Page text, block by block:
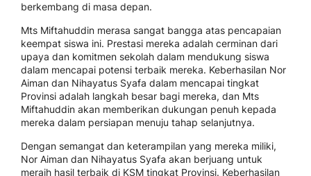
berkembang di masa depan.
Mts Miftahuddin merasa sangat bangga atas pencapaian
keempat siswa ini. Prestasi mereka adalah cerminan dari
upaya dan komitmen sekolah dalam mendukung siswa
dalam mencapai potensi terbaik mereka. Keberhasilan Nor
Aiman dan Nihayatus Syafa dalam mencapai tingkat
Provinsi adalah langkah besar bagi mereka, dan Mts
Miftahuddin akan memberikan dukungan penuh kepada
mereka dalam persiapan menuju tahap selanjutnya.
Dengan semangat dan keterampilan yang mereka miliki,
Nor Aiman dan Nihayatus Syafa akan berjuang untuk
meraih hasil terbaik di KSM tingkat Provinsi. Keberhasilan